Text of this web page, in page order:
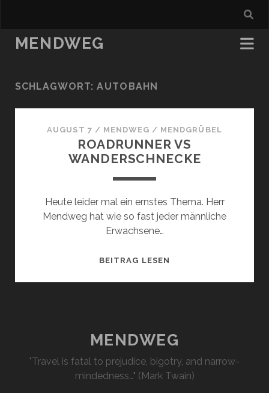
MENDWEG
SCHLAGWORT:AUTOBAHN
AUGUST 7 / MENDWEG / MENDGRÜBEL
ROADRUNNER VS
WANDERSCHNECKE
Heute leider mal ein ernstes Thema. Herr
Mendweg hat wie so fast jeder männliche
Erwachsene…
BEITRAG LESEN
MENDWEG
"Travel is fatal to prejudice, bigotry, and narrow-
mindedness…" (Mark Twain)